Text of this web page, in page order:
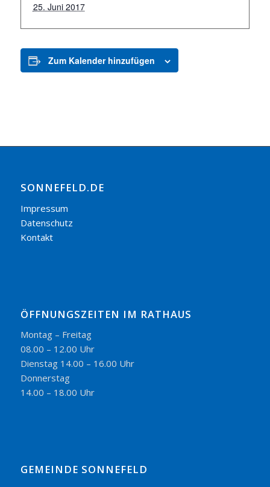
25. Juni 2017
Zum Kalender hinzufügen
SONNEFELD.DE
Impressum
Datenschutz
Kontakt
ÖFFNUNGSZEITEN IM RATHAUS
Montag – Freitag
08.00 – 12.00 Uhr
Dienstag 14.00 – 16.00 Uhr
Donnerstag
14.00 – 18.00 Uhr
GEMEINDE SONNEFELD